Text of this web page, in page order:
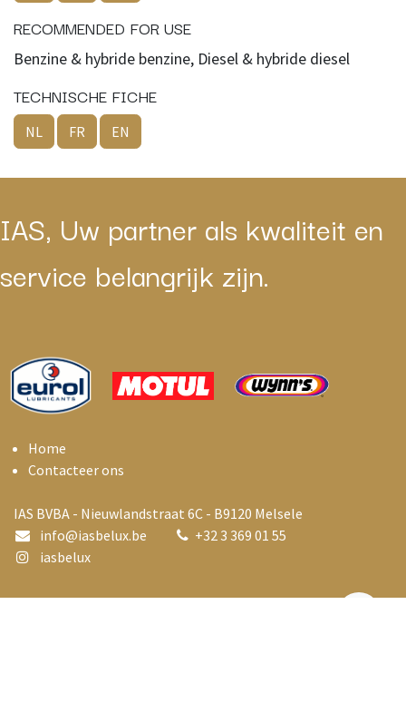
RECOMMENDED FOR USE
Benzine & hybride benzine, Diesel & hybride diesel
TECHNISCHE FICHE
NL FR EN
IAS, Uw partner als kwaliteit en
service belangrijk zijn.
Home
Contacteer ons
IAS BVBA - Nieuwlandstraat 6C - B9120 Melsele
info@iasbelux.be +32 3 369 01 55
iasbelux